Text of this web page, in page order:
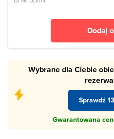
Dodaj
Wybrane dla Ciebie
Sprawdź
Gwarantowana